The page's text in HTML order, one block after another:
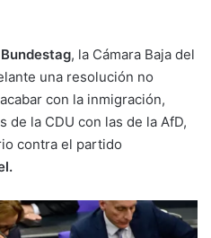
Bundestag, la Cámara Baja del
una resolución no
con la inmigración,
la CDU con las de la AfD,
contra el partido